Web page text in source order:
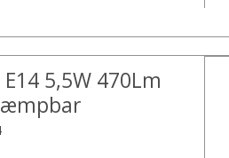
E14 5,5W 470Lm